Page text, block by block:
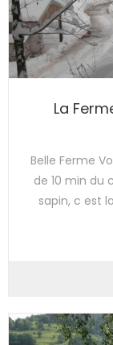
La
Belle Ferme
de 10 min du
sapin, c est